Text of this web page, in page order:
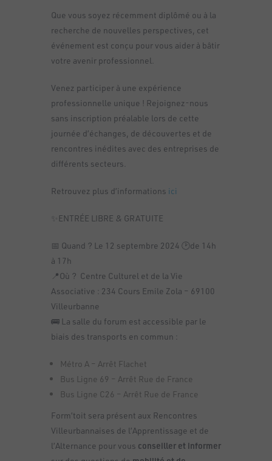
Que vous soyez récemment diplômé ou à la
recherche de nouvelles perspectives, cet
événement est conçu pour vous aider à bâtir
votre avenir professionnel.
Venez participer à une expérience
professionnelle unique ! Rejoignez-nous
sans inscription préalable lors de cette
journée d’échanges, de découvertes et de
rencontres inédites avec des entreprises de
différents secteurs.
Retrouvez plus d’informations ici
✨ENTRÉE LIBRE & GRATUITE
📅 Quand ? Le 12 septembre 2024 🕑de 14h
à 17h
📍Où ? Centre Culturel et de la Vie
Associative : 234 Cours Emile Zola – 69100
Villeurbanne
🚌 La salle du forum est accessible par le
biais des transports en commun :
Métro A – Arrêt Flachet
Bus Ligne 69 – Arrêt Rue de France
Bus Ligne C26 – Arrêt Rue de France
Form’toit sera présent aux Rencontres
Villeurbannaises de l’Apprentissage et de
l’Alternance pour vous conseiller et informer